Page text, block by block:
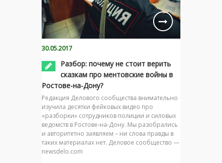
30.05.2017
Разбор: почему не стоит верить
сказкам про ментовские войны в
Ростове-на-Дону?
Редакция Делового сообщества внимательно
изучила десятки фейковых видео про
«разборки» сотрудников полиции и силовых
ведомств в Ростове-на-Дону. Мы разобрались
и авторитетно заявляем – ни слова правды в
таких материалах нет. Деловое сообщество —
newsdelo.com